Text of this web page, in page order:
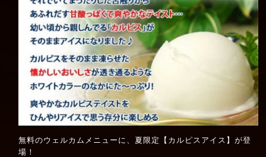
無料のウェルカムメニューに、夏限定【カルピスアイス】が登
場！